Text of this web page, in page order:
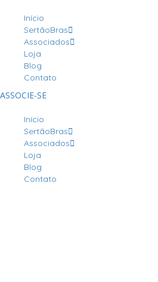
Início
SertãoBras
Associados
Loja
Blog
Contato
ASSOCIE-SE
Início
SertãoBras
Associados
Loja
Blog
Contato